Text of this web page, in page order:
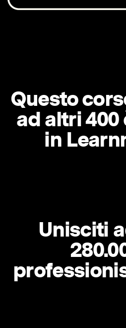
Questo
ad altri 400
in
Unisciti